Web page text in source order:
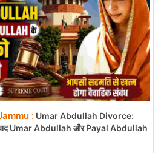
: Umar Abdullah Divorce:
Umar Abdullah और Payal Abdullah